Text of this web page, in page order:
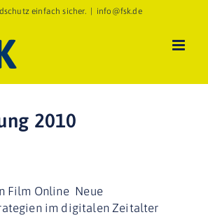
einfach sicher. info@fsk.de
2010
Film Online  Neue
im digitalen Zeitalter